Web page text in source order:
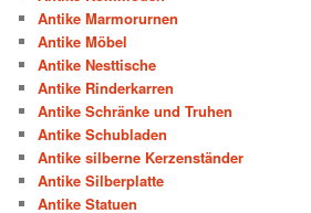
Antike Marmorurnen
Antike Möbel
Antike Nesttische
Antike Rinderkarren
Antike Schränke und Truhen
Antike Schubladen
Antike silberne Kerzenständer
Antike Silberplatte
Antike Statuen